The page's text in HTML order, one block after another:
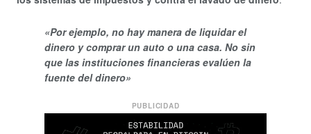
«Por ejemplo, no hay manera de liquidar el
dinero y comprar un auto o una casa. No sin
que las instituciones financieras evalúen la
fuente del dinero»
PUBLICIDAD